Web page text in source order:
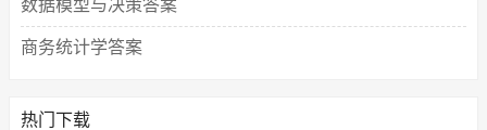
数据模型与决策答案
商务统计学答案
热门下载